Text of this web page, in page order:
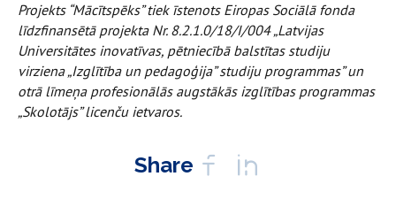
Projekts “Mācītspēks” tiek īstenots Eiropas Sociālā fonda
līdzfinansētā projekta Nr. 8.2.1.0/18/I/004 „Latvijas
Universitātes inovatīvas, pētniecībā balstītas studiju
virziena „Izglītība un pedagoģija” studiju programmas” un
otrā līmeņa profesionālās augstākās izglītības programmas
„Skolotājs” licenču ietvaros.
Share